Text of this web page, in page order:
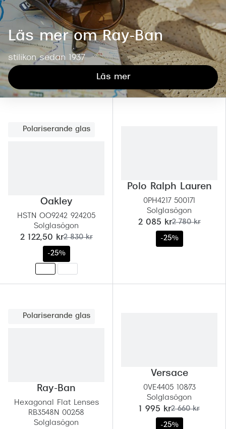
Läs mer om Ray-Ban
stilikon sedan 1937
Läs mer
Polariserande glas
Oakley
HSTN OO9242 924205
Solglasögon
nu:
2 122,50 krtidigare pris:
2 830 kr
-25%
Polo Ralph Lauren
0PH4217 500171
Solglasögon
nu:
2 085 krtidigare pris:
2 780 kr
-25%
Polariserande glas
Ray-Ban
Hexagonal Flat Lenses
RB3548N 002/58
Solglasögon
Versace
0VE4405 108/73
Solglasögon
nu:
1 995 krtidigare pris:
2 660 kr
-25%